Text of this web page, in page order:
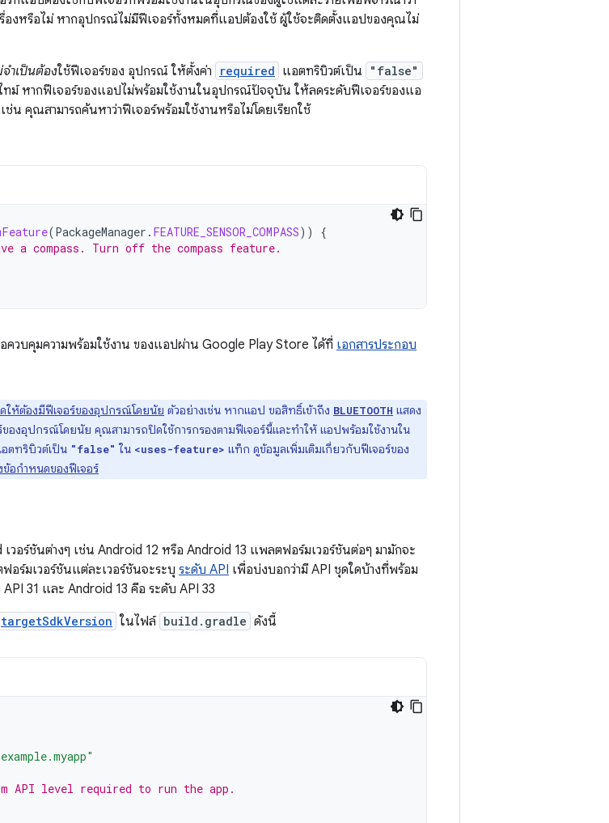
งหรือไม่ หากอุปกรณ์ไม่มีฟีเจอร์ทั้งหมดที่แอปต้องใช้ ผู้ใช้จะติดตั้งแอปของคุณไม่
จำเป็นต้องใช้ฟีเจอร์ของ อุปกรณ์ ให้ตั้งค่า required แอตทริบิวต์เป็น "false"
ม์ หากฟีเจอร์ของแอปไม่พร้อมใช้งานในอุปกรณ์ปัจจุบัน ให้ลดระดับฟีเจอร์ของแอ
น คุณสามารถค้นหาว่าฟีเจอร์พร้อมใช้งานหรือไม่โดยเรียกใช้
(PackageManager . FEATURE_SENSOR_COMPASS))
{
a compass. Turn off the compass feature.
วบคุมความพร้อมใช้งาน ของแอปผ่าน Google Play Store ได้ที่ เอกสารประกอบ
ให้ต้องมีฟีเจอร์ของอุปกรณ์โดยนัย ตัวอย่างเช่น หากแอป ขอสิทธิ์เข้าถึง BLUETOOTH แสดง
ของอุปกรณ์โดยนัย คุณสามารถปิดใช้การกรองตามฟีเจอร์นี้และทำให้ แอปพร้อมใช้งานใน
ตทริบิวต์เป็น "false" ใน <uses-feature> แท็ก ดูข้อมูลเพิ่มเติมเกี่ยวกับฟีเจอร์ของ
อกำหนดของฟีเจอร์
อร์ชันต่างๆ เช่น Android 12 หรือ Android 13 แพลตฟอร์มเวอร์ชันต่อๆ มามักจะ
ร์มเวอร์ชันแต่ละเวอร์ชันจะระบุ ระดับ API เพื่อบ่งบอกว่ามี API ชุดใดบ้างที่พร้อม
31 และ Android 13 คือ ระดับ API 33
targetSdkVersion ในไฟล์ build.gradle ดังนี้
API level required to run the app.